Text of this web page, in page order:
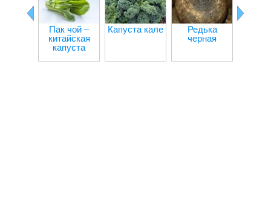
Пак чой –
китайская
капуста
Капуста кале
Редька
черная